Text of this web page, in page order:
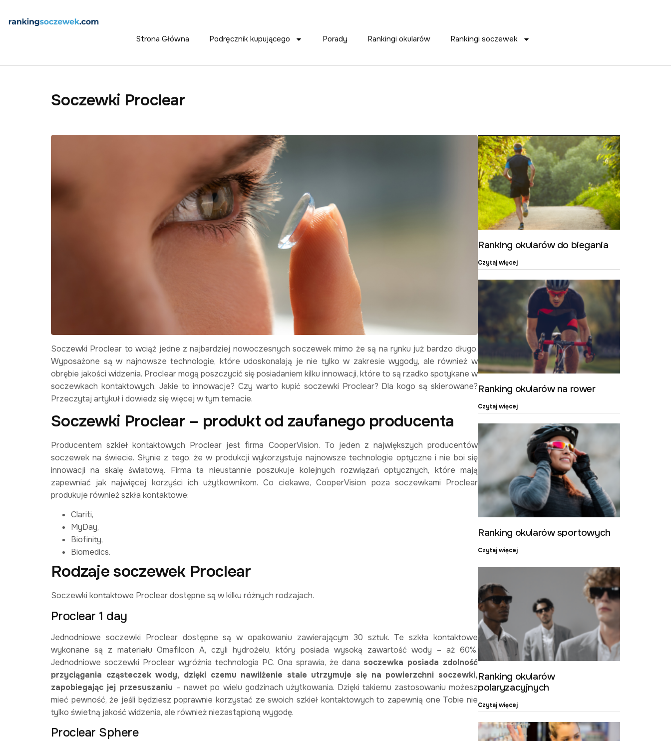
Strona Główna Podręcznik kupującego Porady Rankingi okularów Rankingi soczewek
Soczewki Proclear
Soczewki Proclear to wciąż jedne z najbardziej nowoczesnych soczewek mimo że są na rynku już bardzo długo.
Wyposażone są w najnowsze technologie, które udoskonalają je nie tylko w zakresie wygody, ale również w
obrębie jakości widzenia. Proclear mogą poszczycić się posiadaniem kilku innowacji, które to są rzadko spotykane w
soczewkach kontaktowych. Jakie to innowacje? Czy warto kupić soczewki Proclear? Dla kogo są skierowane?
Przeczytaj artykuł i dowiedz się więcej w tym temacie.
Soczewki Proclear – produkt od zaufanego producenta
Producentem szkieł kontaktowych Proclear jest firma CooperVision. To jeden z największych producentów
soczewek na świecie. Słynie z tego, że w produkcji wykorzystuje najnowsze technologie optyczne i nie boi się
innowacji na skalę światową. Firma ta nieustannie poszukuje kolejnych rozwiązań optycznych, które mają
zapewniać jak najwięcej korzyści ich użytkownikom. Co ciekawe, CooperVision poza soczewkami Proclear
produkuje również szkła kontaktowe:
Clariti,
MyDay,
Biofinity,
Biomedics.
Rodzaje soczewek Proclear
Soczewki kontaktowe Proclear dostępne są w kilku różnych rodzajach.
Proclear 1 day
Jednodniowe soczewki Proclear dostępne są w opakowaniu zawierającym 30 sztuk. Te szkła kontaktowe
wykonane są z materiału Omafilcon A, czyli hydrożelu, który posiada wysoką zawartość wody – aż 60%.
Jednodniowe soczewki Proclear wyróżnia technologia PC. Ona sprawia, że dana soczewka posiada zdolność
przyciągania cząsteczek wody, dzięki czemu nawilżenie stale utrzymuje się na powierzchni soczewki,
zapobiegając jej przesuszaniu – nawet po wielu godzinach użytkowania. Dzięki takiemu zastosowaniu możesz
mieć pewność, że jeśli będziesz poprawnie korzystać ze swoich szkieł kontaktowych to zapewnią one Tobie nie
tylko świetną jakość widzenia, ale również niezastąpioną wygodę.
Proclear Sphere
Ranking okularów do biegania
Czytaj więcej
Ranking okularów na rower
Czytaj więcej
Ranking okularów sportowych
Czytaj więcej
Ranking okularów
polaryzacyjnych
Czytaj więcej